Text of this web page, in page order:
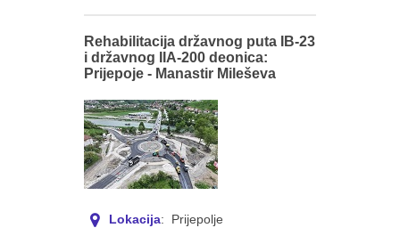
Rehabilitacija državnog puta IB-23
i državnog IIA-200 deonica:
Prijepoje - Manastir Mileševa
Lokacija: Prijepolje